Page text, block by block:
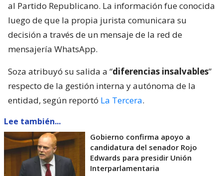
al Partido Republicano. La información fue conocida
luego de que la propia jurista comunicara su
decisión a través de un mensaje de la red de
mensajería WhatsApp.
Soza atribuyó su salida a “diferencias insalvables”
respecto de la gestión interna y autónoma de la
entidad, según reportó La Tercera.
Lee también...
Gobierno confirma apoyo a
candidatura del senador Rojo
Edwards para presidir Unión
Interparlamentaria